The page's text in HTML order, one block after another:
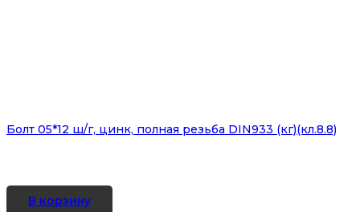
Болт 05*12 ш/г, цинк, полная резьба DIN933 (кг)(кл.8.8)
В корзину